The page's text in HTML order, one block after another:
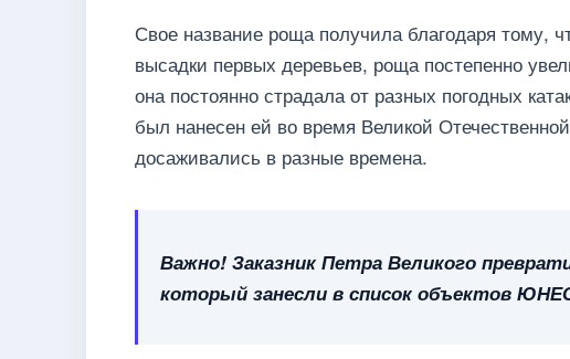
Свое название роща получила благодаря тому,
высадки первых деревьев, роща постепенно
она постоянно страдала от разных погодных
был нанесен ей во время Великой
досаживались в разные времена.
Важно! Заказник Петра Великого
который занесли в список объектов